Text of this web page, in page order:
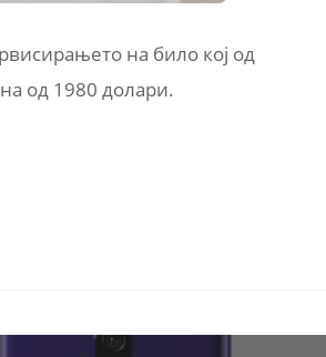
на било кој од
од 1980 долари.